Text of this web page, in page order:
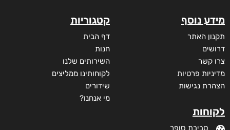
מידע נוסף
תקנון האתר
דרושים
צרו קשר
מדיניות פרטיות
הצהרת נגישות
לקוחות
סביבת סופר
קטגוריות
דף הבית
חנות
השירותים שלנו
לקוחותינו ממליצים
שידורים
מי אנחנו?